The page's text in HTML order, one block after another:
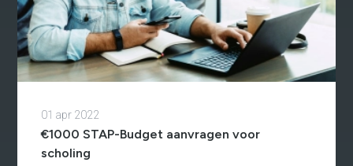
01 apr 2022
€1000 STAP-Budget aanvragen voor
scholing